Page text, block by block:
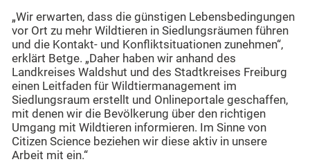
„Wir erwarten, dass die günstigen Lebensbedingungen
vor Ort zu mehr Wildtieren in Siedlungsräumen führen
und die Kontakt- und Konfliktsituationen zunehmen“,
erklärt Betge. „Daher haben wir anhand des
Landkreises Waldshut und des Stadtkreises Freiburg
einen Leitfaden für Wildtiermanagement im
Siedlungsraum erstellt und Onlineportale geschaffen,
mit denen wir die Bevölkerung über den richtigen
Umgang mit Wildtieren informieren. Im Sinne von
Citizen Science beziehen wir diese aktiv in unsere
Arbeit mit ein.“